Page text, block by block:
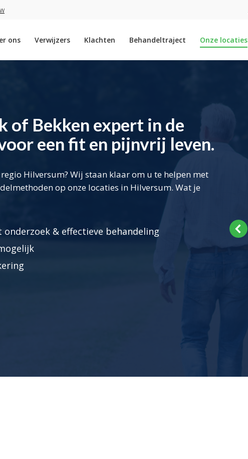
ons Verwijzers Klachten Behandeltraject Onze locaties
of Bekken expert in de
een fit en pijnvrij leven.
Hilversum? Wij staan klaar om u te helpen met
op onze locaties in Hilversum. Wat je
& effectieve behandeling